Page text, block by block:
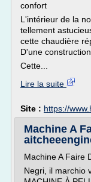
confort
L'intérieur de la
tellement
cette chaudière
D'une
Cette...
Lire la suite
Site : https://
Machine A
Machine A Faire
Negri, il marchio